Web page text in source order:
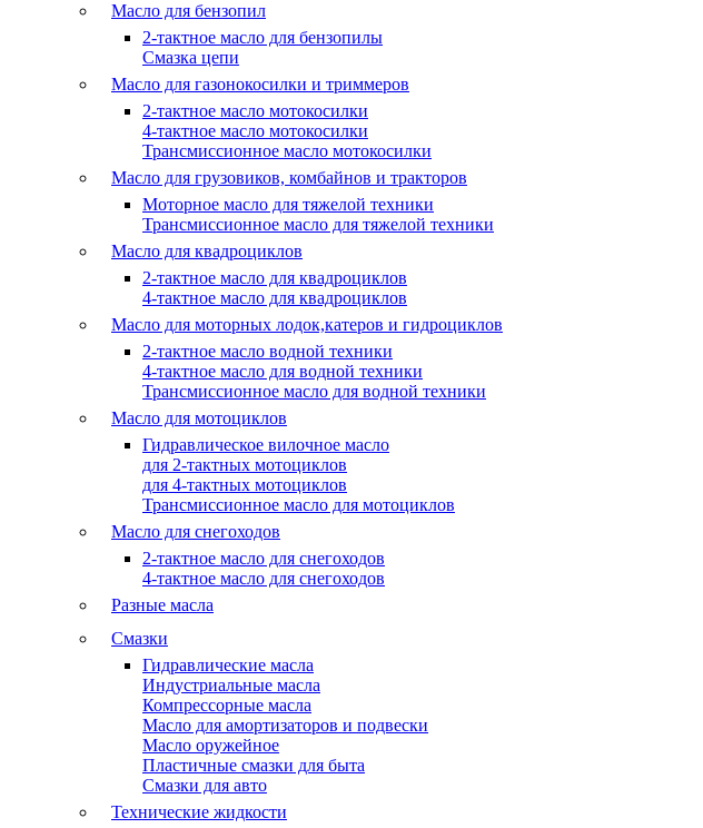
Масло для бензопил
2-тактное масло для бензопилы
Cмазка цепи
Масло для газонокосилки и триммеров
2-тактное масло мотокосилки
4-тактное масло мотокосилки
Трансмиссионное масло мотокосилки
Масло для грузовиков, комбайнов и тракторов
Моторное масло для тяжелой техники
Трансмиссионное масло для тяжелой техники
Масло для квадроциклов
2-тактное масло для квадроциклов
4-тактное масло для квадроциклов
Масло для моторных лодок,катеров и гидроциклов
2-тактное масло водной техники
4-тактное масло для водной техники
Трансмиссионное масло для водной техники
Масло для мотоциклов
Гидравлическое вилочное масло
для 2-тактных мотоциклов
для 4-тактных мотоциклов
Трансмиссионное масло для мотоциклов
Масло для снегоходов
2-тактное масло для снегоходов
4-тактное масло для снегоходов
Разные масла
Смазки
Гидравлические масла
Индустриальные масла
Компрессорные масла
Масло для амортизаторов и подвески
Масло оружейное
Пластичные смазки для быта
Смазки для авто
Технические жидкости